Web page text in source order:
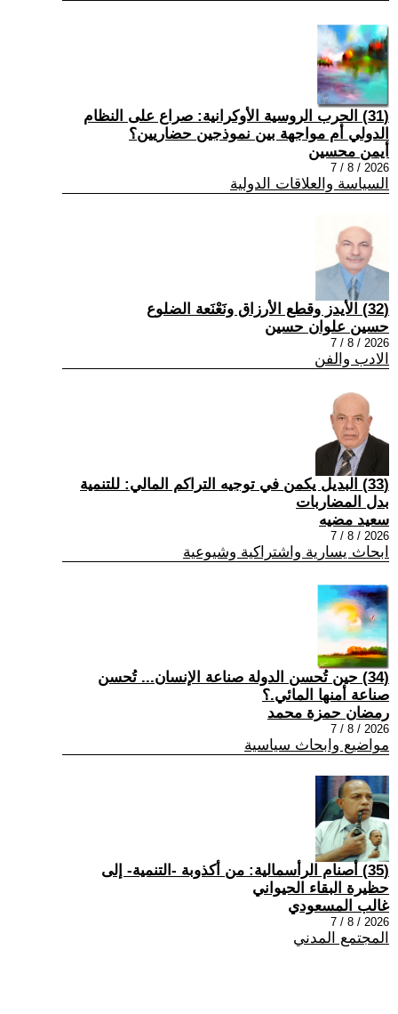
(31) الحرب الروسية الأوكرانية: صراع على النظام
الدولي أم مواجهة بين نموذجين حضاريين؟
أيمن محسين
2026 / 8 / 7
السياسة والعلاقات الدولية
(32) الأيدز وقطع الأرزاق ونَعْنَعة الضلوع
حسين علوان حسين
2026 / 8 / 7
الادب والفن
(33) البديل يكمن في توجيه التراكم المالي: للتنمية
بدل المضاربات
سعيد مضيه
2026 / 8 / 7
ابحاث يسارية واشتراكية وشيوعية
(34) حين تُحسن الدولة صناعة الإنسان... تُحسن
صناعة أمنها المائي.؟
رمضان حمزة محمد
2026 / 8 / 7
مواضيع وابحاث سياسية
(35) أصنام الرأسمالية: من أكذوبة -التنمية- إلى
حظيرة البقاء الحيواني
غالب المسعودي
2026 / 8 / 7
المجتمع المدني